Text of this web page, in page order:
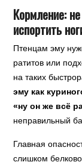
Кормление:
испортить
Птенцам эму
ратитов или
на таких
эму как
«ну он же всё
неправильный
Главная
слишком